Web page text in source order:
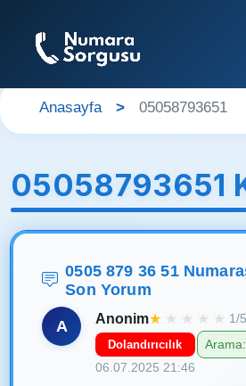
Anasayfa 05058793651
05058793651
0505 879 36 51
Son Yorum
A Anonim★ ★ ★ ★ ★ 1/5
Dolandırıcılık
06.07.2025 21:46